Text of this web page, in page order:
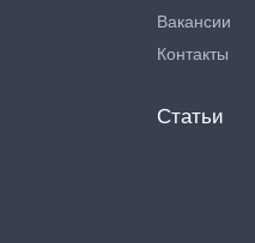
Вакансии
Контакты
Статьи